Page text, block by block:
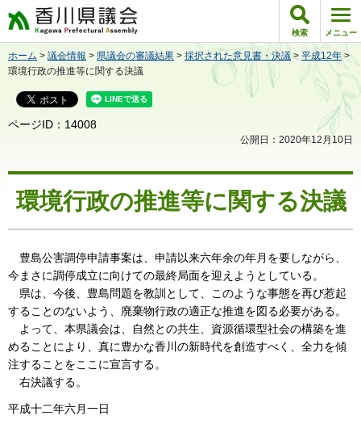
香川県議会 検索 メニュー
ホーム > 議会情報 > 県議会の審議結果 > 採択された意見書・決議 > 平成12年 >
環境行政の推進等に関する決議
ページID：14008
公開日：2020年12月10日
環境行政の推進等に関する決議
豊島公害調停申請事案は、申請以来六年余の年月を要しながら、
今まさに調停成立に向けての最終局面を迎えようとしている。
県は、今後、豊島問題を教訓として、このような事態を再び惹起
することのないよう、廃棄物行政の適正な推進を図る必要がある。
よって、本県議会は、自然との共生、資源循環型社会の構築を進
めることにより、真に豊かな香川の新時代を創造すべく、全力を傾
注することをここに宣言する。
右決議する。
平成十二年六月一日